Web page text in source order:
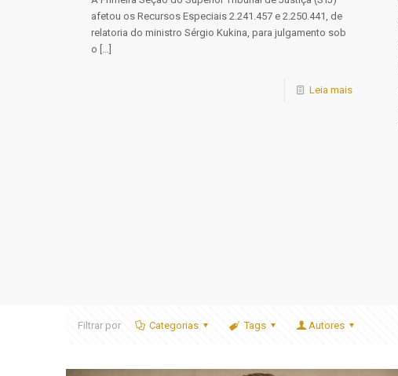
afetou os Recursos Especiais 2.241.457 e 2.250.441, de
relatoria do ministro Sérgio Kukina, para julgamento sob
o […]
Leia mais
Filtrar por Categorias Tags Autores